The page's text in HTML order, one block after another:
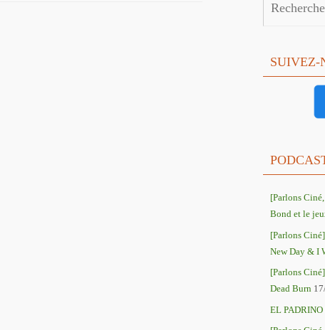
SUIVEZ-
[Parlons
Bond et le
[Parlons
New Day & I
[Parlons
Dead Burn
EL